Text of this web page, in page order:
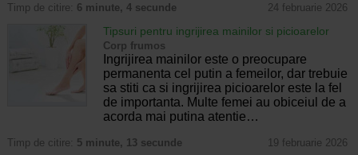
Timp de citire: 6 minute, 4 secunde 24 februarie 2026
Tipsuri pentru ingrijirea mainilor si picioarelor
Corp frumos
Ingrijirea mainilor este o preocupare
permanenta cel putin a femeilor, dar trebuie
sa stiti ca si ingrijirea picioarelor este la fel
de importanta. Multe femei au obiceiul de a
acorda mai putina atentie…
Timp de citire: 5 minute, 13 secunde 19 februarie 2026